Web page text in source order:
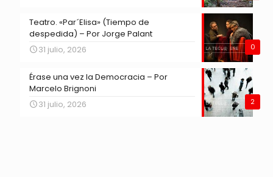
0
Teatro. «Par´Elisa» (Tiempo de
despedida) – Por Jorge Palant
31 julio, 2026
2
Érase una vez la Democracia – Por
Marcelo Brignoni
31 julio, 2026